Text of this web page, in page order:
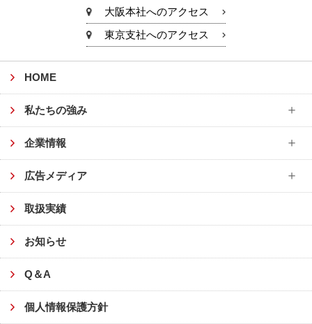
大阪本社へのアクセス
東京支社へのアクセス
HOME
私たちの強み
企業情報
広告メディア
取扱実績
お知らせ
Q＆A
個人情報保護方針